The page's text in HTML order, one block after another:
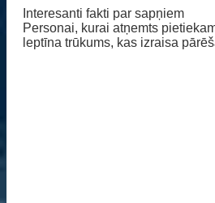
Interesanti fakti par sapņiem
Personai, kurai atņemts
leptīna trūkums, kas izraisa